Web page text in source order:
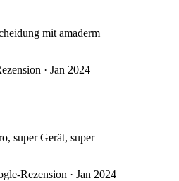
mit amaderm
· Jan 2024
super Gerät, super
Rezension · Jan 2024